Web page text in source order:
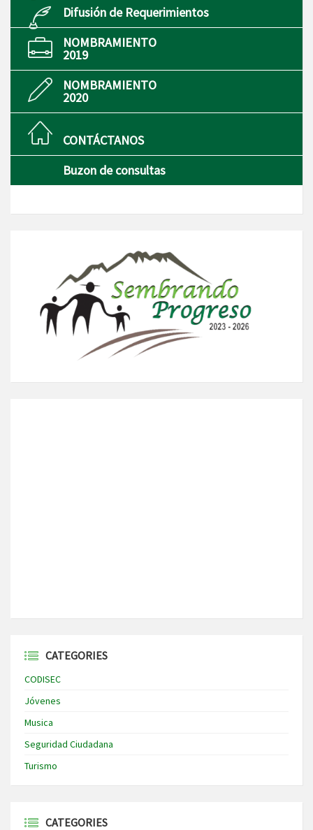
Difusión de Requerimientos
NOMBRAMIENTO
2019
NOMBRAMIENTO
2020
CONTÁCTANOS
Buzon de consultas
CATEGORIES
CODISEC
Jóvenes
Musica
Seguridad Ciudadana
Turismo
CATEGORIES